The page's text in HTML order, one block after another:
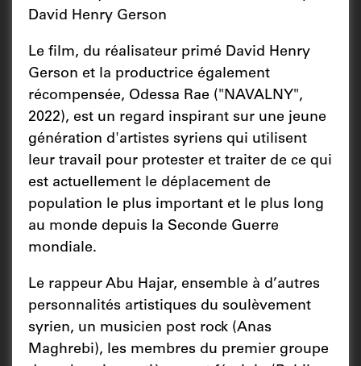
David Henry Gerson
Le film, du réalisateur primé David Henry
Gerson et la productrice également
récompensée, Odessa Rae ("NAVALNY",
2022), est un regard inspirant sur une jeune
génération d'artistes syriens qui utilisent
leur travail pour protester et traiter de ce qui
est actuellement le déplacement de
population le plus important et le plus long
au monde depuis la Seconde Guerre
mondiale.
Le rappeur Abu Hajar, ensemble à d’autres
personnalités artistiques du soulèvement
syrien, un musicien post rock (Anas
Maghrebi), les membres du premier groupe